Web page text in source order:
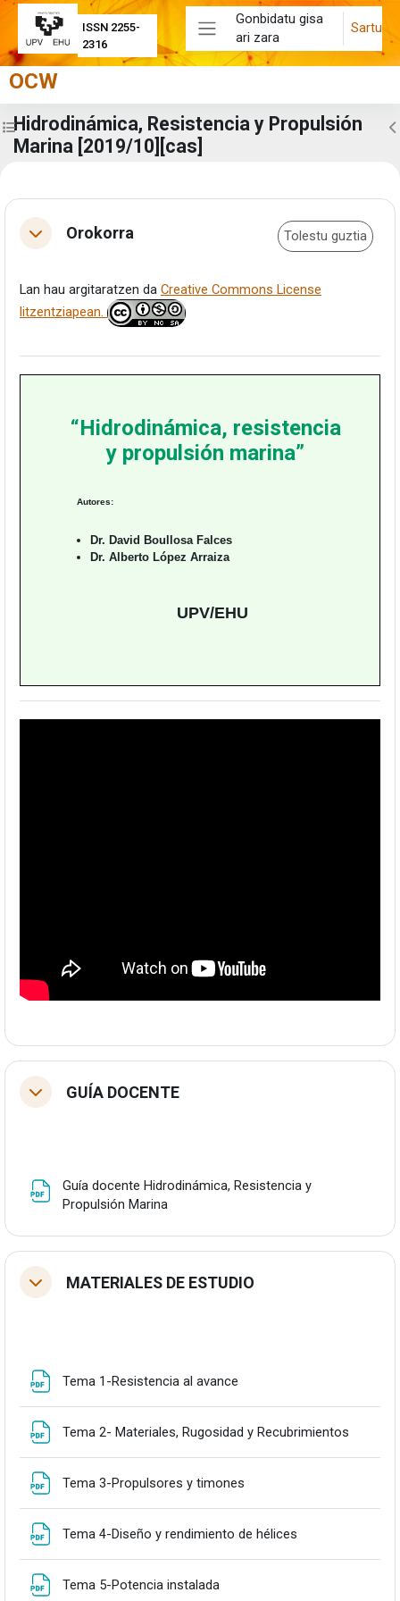
ISSN 2255-
2316
Alboko panela
Gonbidatu gisa
ari zara
Sartu
Joan eduki nagusira zuzenean
OCW
Zabaldu ikastaroaren aurkibidea
Hidrodinámica, Resistencia y Propulsión
Marina [2019/10][cas]
Eduki-bloke nagusiak
Atalaren laburpena
TolestuOrokorra Tolestu guztia
Lan hau argitaratzen da Creative Commons License
litzentziapean.
“Hidrodinámica, resistencia
y propulsión marina”
Autores:
Dr. David Boullosa Falces
Dr. Alberto López Arraiza
UPV/EHU
TolestuGUÍA DOCENTE
Guía docente Hidrodinámica, Resistencia y
Propulsión Marina
TolestuMATERIALES DE ESTUDIO
Tema 1-Resistencia al avance
Tema 2- Materiales, Rugosidad y Recubrimientos
Tema 3-Propulsores y timones
Tema 4-Diseño y rendimiento de hélices
Tema 5-Potencia instalada